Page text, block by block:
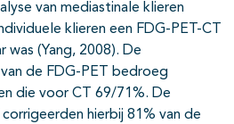
van mediastinale klieren
klieren een FDG-PET-CT
was (Yang, 2008). De
de FDG-PET bedroeg
die voor CT 69/71%. De
hierbij 81% van de